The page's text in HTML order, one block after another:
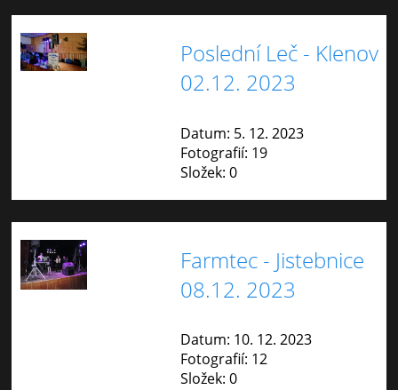
Poslední Leč - Klenov
02.12. 2023
Datum: 5. 12. 2023
Fotografií: 19
Složek: 0
Farmtec - Jistebnice
08.12. 2023
Datum: 10. 12. 2023
Fotografií: 12
Složek: 0